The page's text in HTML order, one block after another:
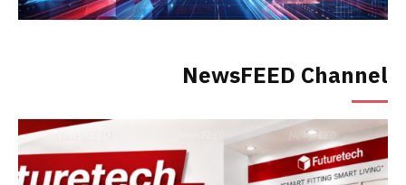
NewsFEED Channel